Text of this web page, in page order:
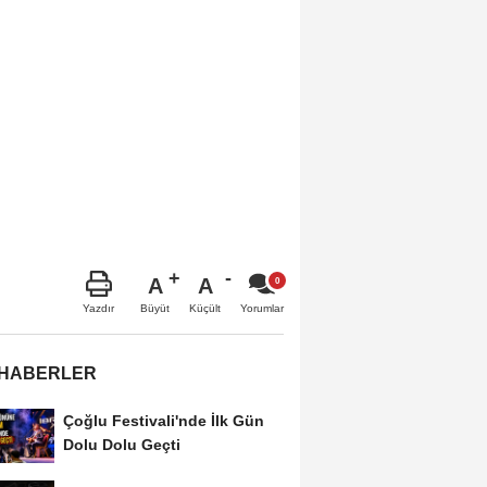
Yazdır
A
Büyüt
A
Küçült Yorumlar
Çoğlu Festivali'nde İlk Gün
Dolu Dolu Geçti